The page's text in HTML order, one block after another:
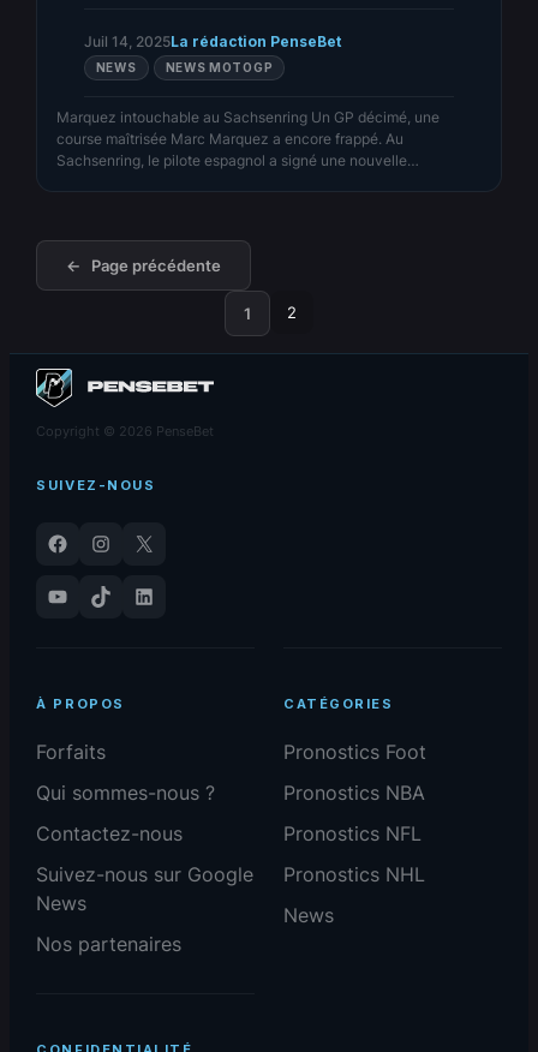
Juil 14, 2025La rédaction PenseBet
NEWS NEWS MOTOGP
Marquez intouchable au Sachsenring Un GP décimé, une
course maîtrisée Marc Marquez a encore frappé. Au
Sachsenring, le pilote espagnol a signé une nouvelle
← Page précédente
1 2
Copyright © 2026 PenseBet
SUIVEZ-NOUS
Facebook Instagram
X
YouTube
TikTok LinkedIn
À PROPOS
Forfaits
Qui sommes-nous ?
Contactez-nous
Suivez-nous sur Google
News
Nos partenaires
CATÉGORIES
Pronostics Foot
Pronostics NBA
Pronostics NFL
Pronostics NHL
News